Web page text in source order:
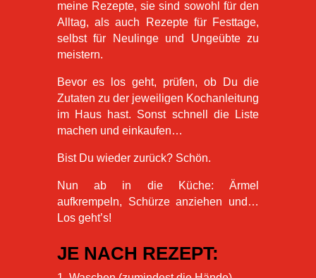
meine Rezepte, sie sind sowohl für den
Alltag, als auch Rezepte für Festtage,
selbst für Neulinge und Ungeübte zu
meistern.
Bevor es los geht, prüfen, ob Du die
Zutaten zu der jeweiligen Kochanleitung
im Haus hast. Sonst schnell die Liste
machen und einkaufen…
Bist Du wieder zurück? Schön.
Nun ab in die Küche: Ärmel
aufkrempeln, Schürze anziehen und…
Los geht’s!
JE NACH REZEPT: